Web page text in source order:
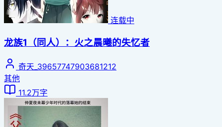
连载中
龙族1（同人）：火之晨曦的失忆者
奇天_39657747903681212
其他
11.2万字